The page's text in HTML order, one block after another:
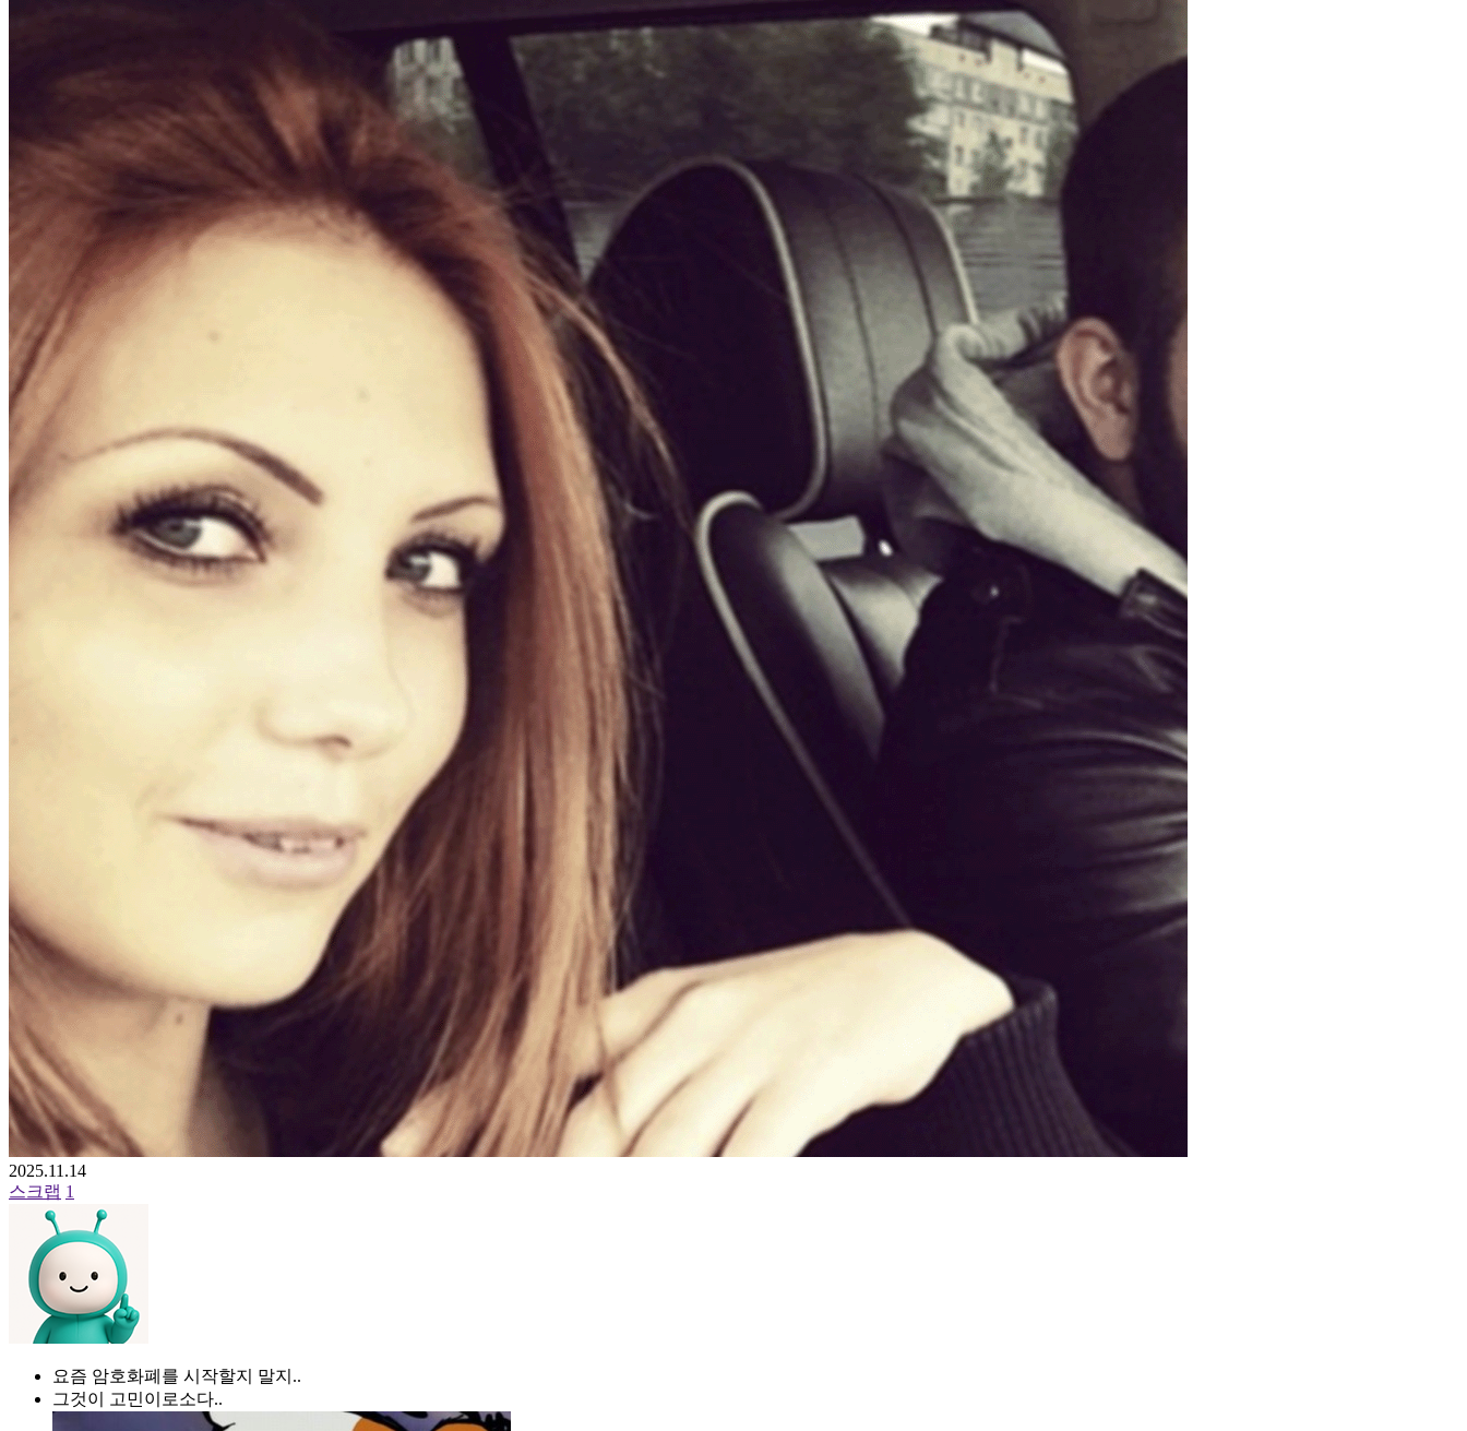
2025.11.14
스크랩 1
요즘 암호화폐를 시작할지 말지..
그것이 고민이로소다..